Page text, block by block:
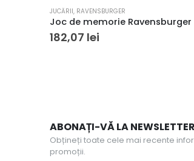
JUCĂRII, RAVENSBURGER
182,07 lei
ABONAȚI-VĂ LA NEWSLETTER
Obțineți toate cele mai recente
promoții.